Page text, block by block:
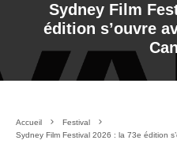
Sydney Film
édition s’ouvre
Accueil
Festival
Sydney Film Festival 2026 : la 73e édition